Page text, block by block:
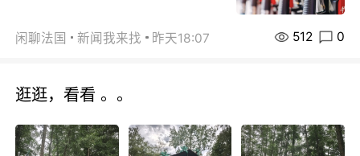
闲聊法国 新闻我来找 昨天18:07 512 0
逛逛，看看 。。